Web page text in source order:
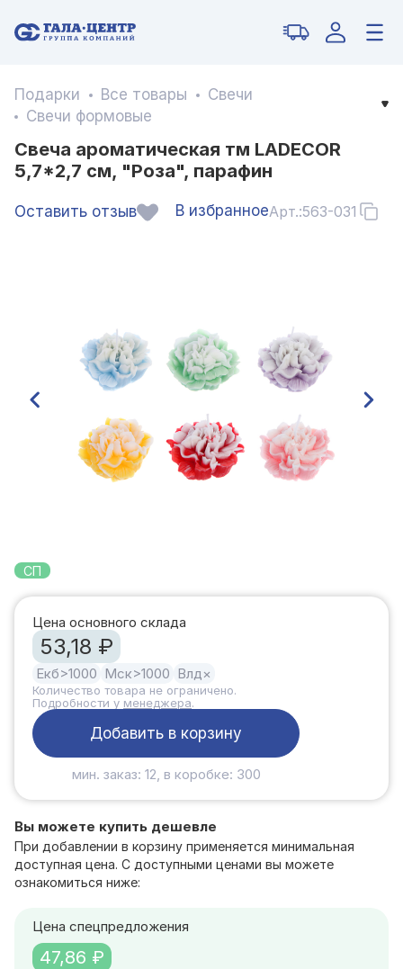
Подарки Все товары
Свечи
Свечи формовые
Свеча ароматическая тм LADECOR
5,7*2,7 см, "Роза", парафин
Оставить отзыв В избранноеАрт.:563-031
СП
Цена основного склада
53,18 ₽
Екб>1000 Мск>1000 Влд ×
Количество товара не ограничено.
Подробности у менеджера.
Добавить в корзину
мин. заказ: 12, в коробке: 300
Вы можете купить дешевле
При добавлении в корзину применяется минимальная
доступная цена. С доступными ценами вы можете
ознакомиться ниже:
Цена спецпредложения
47,86 ₽